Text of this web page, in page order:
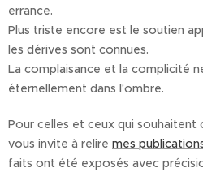
errance.
Plus triste encore est le soutien
les dérives sont connues.
La complaisance et la complicité
éternellement dans l'ombre.
Pour celles et ceux qui
vous invite à relire mes
faits ont été exposés avec